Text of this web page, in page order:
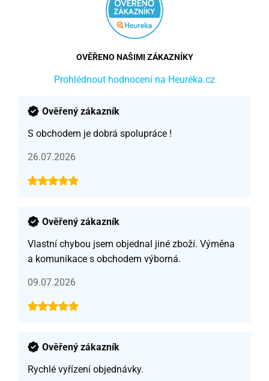
OVĚŘENO NAŠIMI ZÁKAZNÍKY
Prohlédnout hodnocení na Heuréka.cz
Ověřený zákazník
S obchodem je dobrá spolupráce !
26.07.2026
Ověřený zákazník
Vlastní chybou jsem objednal jiné zboží. Výměna
a komunikace s obchodem výborná.
09.07.2026
Ověřený zákazník
Rychlé vyřízení objednávky.